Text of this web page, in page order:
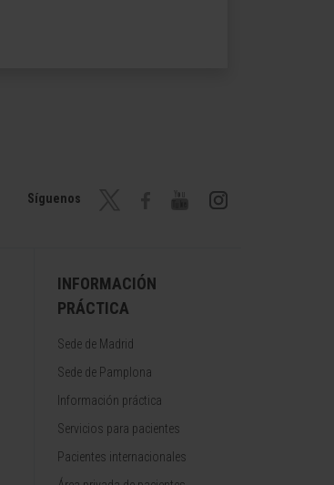
Síguenos
INFORMACIÓN
PRÁCTICA
Sede de Madrid
Sede de Pamplona
Información práctica
Servicios para pacientes
Pacientes internacionales